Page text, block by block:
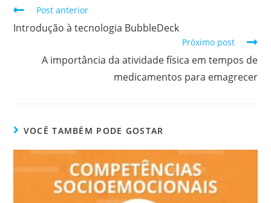
Post anterior
Introdução à tecnologia BubbleDeck
Próximo post
A importância da atividade física em tempos de
medicamentos para emagrecer
VOCÊ TAMBÉM PODE GOSTAR